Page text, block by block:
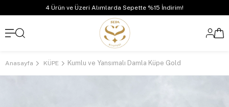
4 Ürün ve Üzeri Alımlarda Sepette %15 İndirim!
Anasayfa KÜPE Kumlu ve Yansımalı Damla Küpe Gold